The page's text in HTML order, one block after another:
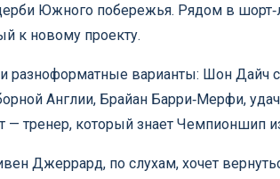
Южного побережья. Рядом в
к новому проекту.
разноформатные варианты: Шон
Англии, Брайан Барри‑Мерфи,
— тренер, который знает Чемпионшип
Джеррард, по слухам, хочет